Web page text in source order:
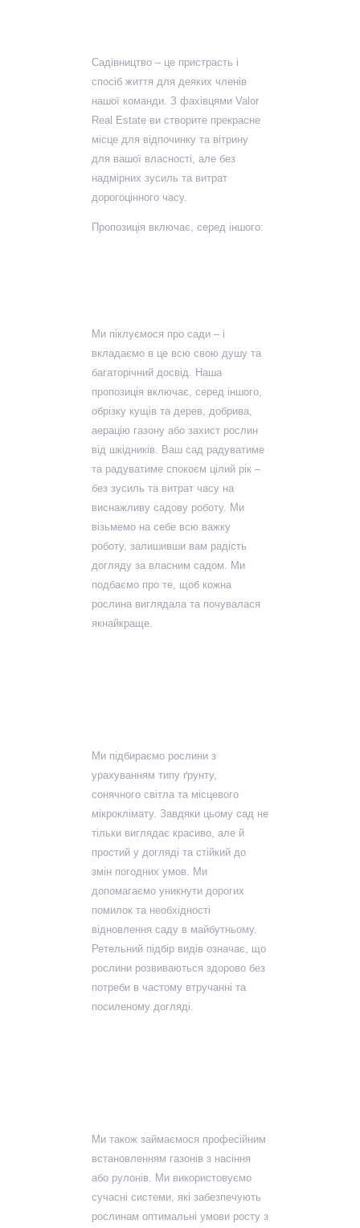
Садівництво – це пристрасть і
спосіб життя для деяких членів
нашої команди. З фахівцями Valor
Real Estate ви створите прекрасне
місце для відпочинку та вітрину
для вашої власності, але без
надмірних зусиль та витрат
дорогоцінного часу.
Пропозиція включає, серед іншого:
Ми піклуємося про сади – і
вкладаємо в це всю свою душу та
багаторічний досвід. Наша
пропозиція включає, серед іншого,
обрізку кущів та дерев, добрива,
аерацію газону або захист рослин
від шкідників. Ваш сад радуватиме
та радуватиме спокоєм цілий рік –
без зусиль та витрат часу на
виснажливу садову роботу. Ми
візьмемо на себе всю важку
роботу, залишивши вам радість
догляду за власним садом. Ми
подбаємо про те, щоб кожна
рослина виглядала та почувалася
якнайкраще.
Ми підбираємо рослини з
урахуванням типу ґрунту,
сонячного світла та місцевого
мікроклімату. Завдяки цьому сад не
тільки виглядає красиво, але й
простий у догляді та стійкий до
змін погодних умов. Ми
допомагаємо уникнути дорогих
помилок та необхідності
відновлення саду в майбутньому.
Ретельний підбір видів означає, що
рослини розвиваються здорово без
потреби в частому втручанні та
посиленому догляді.
Ми також займаємося професійним
встановленням газонів з насіння
або рулонів. Ми використовуємо
сучасні системи, які забезпечують
рослинам оптимальні умови росту з